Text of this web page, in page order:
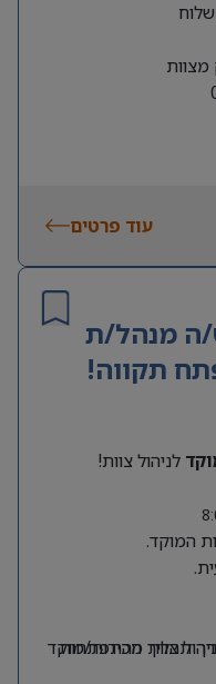
מצוות
עוד פרטים
ה מנהל/ת
תקווה!
לניהול צוות!
המוקד.
תהליך ההתפתחות
צוות מכירות/מוקד